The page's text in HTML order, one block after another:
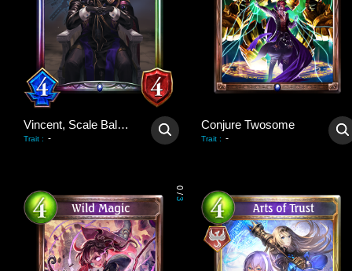
Vincent, Scale Balancer
Trait : -
Conjure Twosome
Trait : -
0
/
3